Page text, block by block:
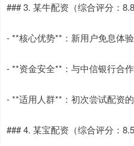
### 3. 某牛配资（综合评分：
- **核心优势**：新用户免息体
- **资金安全**：与中信银行合
- **适用人群**：初次尝试配资
### 4. 某宝配资（综合评分：